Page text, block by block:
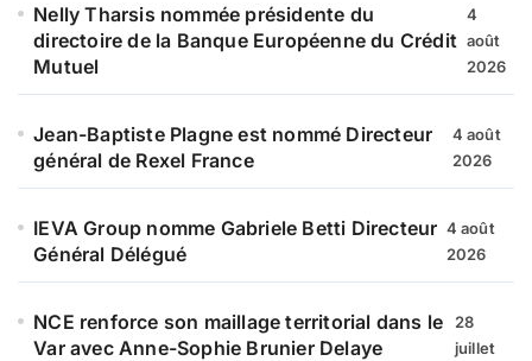
Nelly Tharsis nommée présidente du
directoire de la Banque Européenne du Crédit
Mutuel
4
août
2026
Jean-Baptiste Plagne est nommé Directeur
général de Rexel France
4 août
2026
IEVA Group nomme Gabriele Betti Directeur
Général Délégué
4 août
2026
NCE renforce son maillage territorial dans le
Var avec Anne-Sophie Brunier Delaye
28
juillet